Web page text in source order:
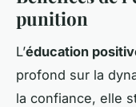
punition
L’éducation
profond sur la
la confiance, elle